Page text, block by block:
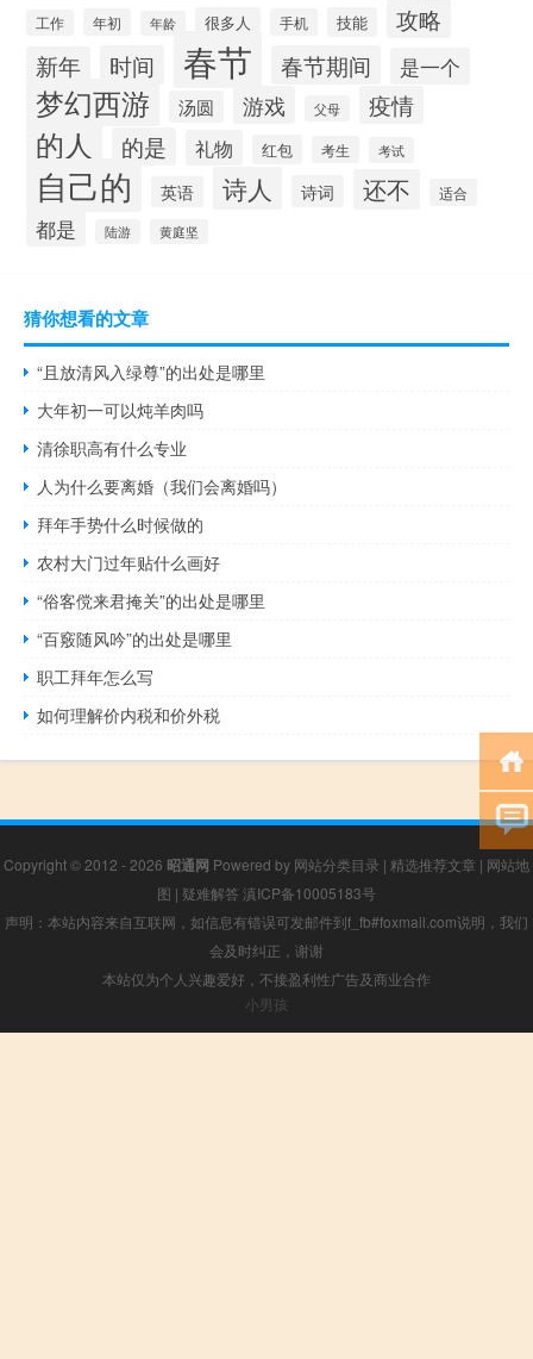
工作 年初 年龄 很多人 手机 技能 攻略
新年 时间 春节 春节期间 是一个
梦幻西游 汤圆 游戏 父母 疫情
的人 的是 礼物 红包 考生 考试
自己的 英语 诗人 诗词 还不 适合
都是 陆游 黄庭坚
猜你想看的文章
“且放清风入绿尊”的出处是哪里
大年初一可以炖羊肉吗
清徐职高有什么专业
人为什么要离婚（我们会离婚吗）
拜年手势什么时候做的
农村大门过年贴什么画好
“俗客傥来君掩关”的出处是哪里
“百竅随风吟”的出处是哪里
职工拜年怎么写
如何理解价内税和价外税
Copyright © 2012 - 2026 昭通网 Powered by 网站分类目录 | 精选推荐文章 | 网站地
图 | 疑难解答 滇ICP备10005183号
声明：本站内容来自互联网，如信息有错误可发邮件到f_fb#foxmail.com说明，我们
会及时纠正，谢谢
本站仅为个人兴趣爱好，不接盈利性广告及商业合作
小男孩